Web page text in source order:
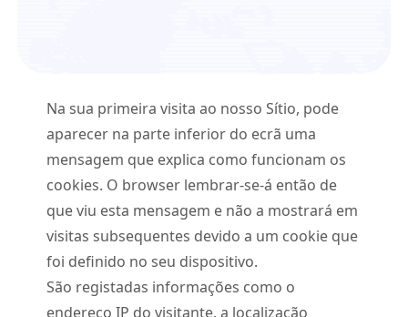
Na sua primeira visita ao nosso Sítio, pode
aparecer na parte inferior do ecrã uma
mensagem que explica como funcionam os
cookies. O browser lembrar-se-á então de
que viu esta mensagem e não a mostrará em
visitas subsequentes devido a um cookie que
foi definido no seu dispositivo.
São registadas informações como o
endereço IP do visitante, a localização